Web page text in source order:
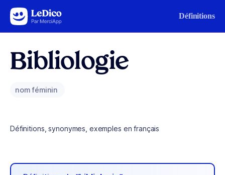
Aller au contenu Définitions
Bibliologie
nom féminin
Définitions, synonymes, exemples en français